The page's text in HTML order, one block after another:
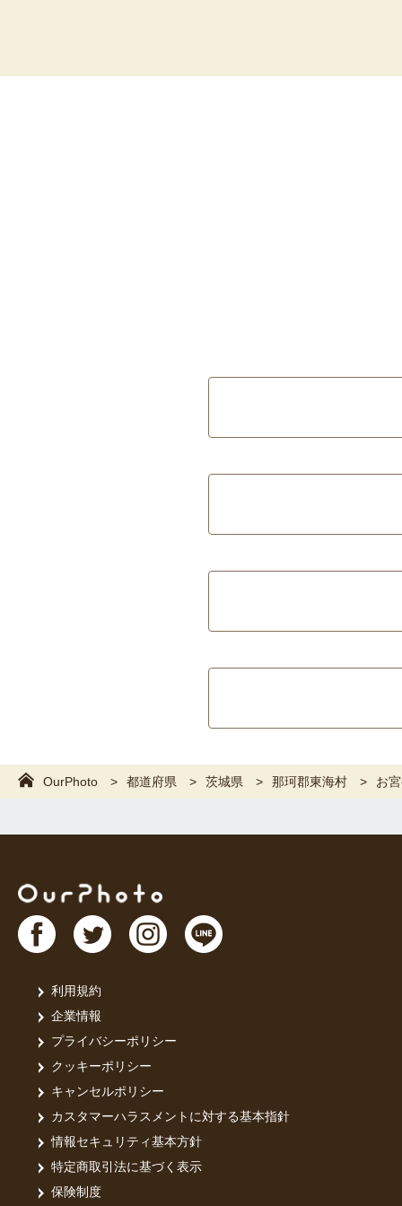
OurPhoto 都道府県 茨城県 那珂郡東海村 お
利用規約
企業情報
プライバシーポリシー
クッキーポリシー
キャンセルポリシー
カスタマーハラスメントに対する基本指針
情報セキュリティ基本方針
特定商取引法に基づく表示
保険制度